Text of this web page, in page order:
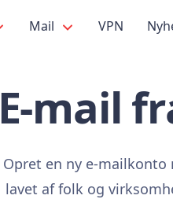
Mail VPN
E-mail
Opret en ny e-
lavet af folk og